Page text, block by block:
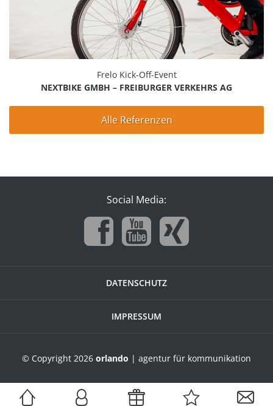
Frelo Kick-Off-Event
NEXTBIKE GMBH – FREIBURGER VERKEHRS AG
Alle Referenzen
Social Media:
DATENSCHUTZ
IMPRESSUM
© Copyright 2026 orlando | agentur für kommunikation